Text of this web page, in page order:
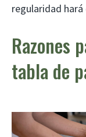
regularidad
Razones
tabla de